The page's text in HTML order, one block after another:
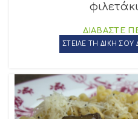
ΔΙΑΒΑΣΤΕ
ΣΤΕΙΛΕ ΤΗ ΔΙΚΗ ΣΟΥ